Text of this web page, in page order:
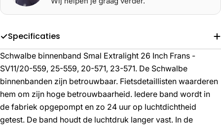
Specificaties
Schwalbe binnenband Smal Extralight 26 Inch Frans -
SV11/20-559, 25-559, 20-571, 23-571. De Schwalbe
binnenbanden zijn betrouwbaar. Fietsdetaillisten waarderen
hem om zijn hoge betrouwbaarheid. Iedere band wordt in
de fabriek opgepompt en zo 24 uur op luchtdichtheid
getest. De band houdt de luchtdruk langer vast. In de